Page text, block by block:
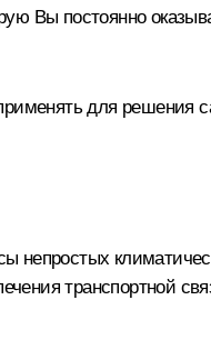
Вы постоянно
для решения
непростых
транспортной